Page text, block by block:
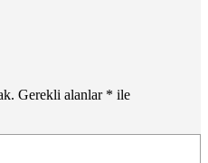
Gerekli alanlar * ile